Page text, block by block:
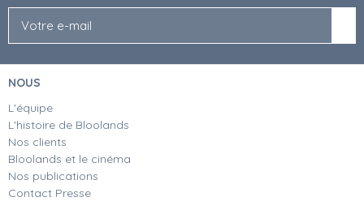
NOUS
L'équipe
L'histoire de Bloolands
Nos clients
Bloolands et le cinéma
Nos publications
Contact Presse